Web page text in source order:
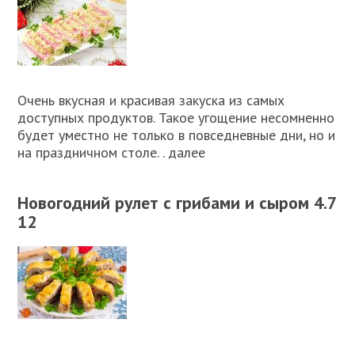
Очень вкусная и красивая закуска из самых
доступных продуктов. Такое угощение несомненно
будет уместно не только в повседневные дни, но и
на праздничном столе. . далее
Новогодний рулет с грибами и сыром 4.7
12